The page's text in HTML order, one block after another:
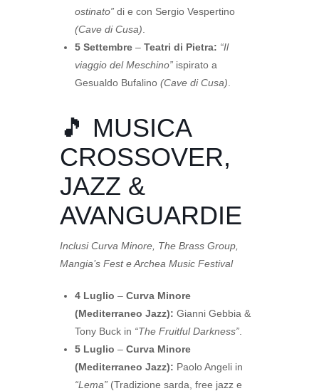
ostinato” di e con Sergio Vespertino
(Cave di Cusa)
5 Settembre – Teatri di Pietra: “Il
viaggio del Meschino” ispirato a
Gesualdo Bufalino (Cave di Cusa)
🎵 MUSICA
CROSSOVER,
JAZZ &
AVANGUARDIE
Inclusi Curva Minore, The Brass Group,
Mangia’s Fest e Archea Music Festival
4 Luglio – Curva Minore
(Mediterraneo Jazz): Gianni Gebbia &
Tony Buck in “The Fruitful Darkness”
5 Luglio – Curva Minore
(Mediterraneo Jazz): Paolo Angeli in
“Lema” (Tradizione sarda, free jazz e